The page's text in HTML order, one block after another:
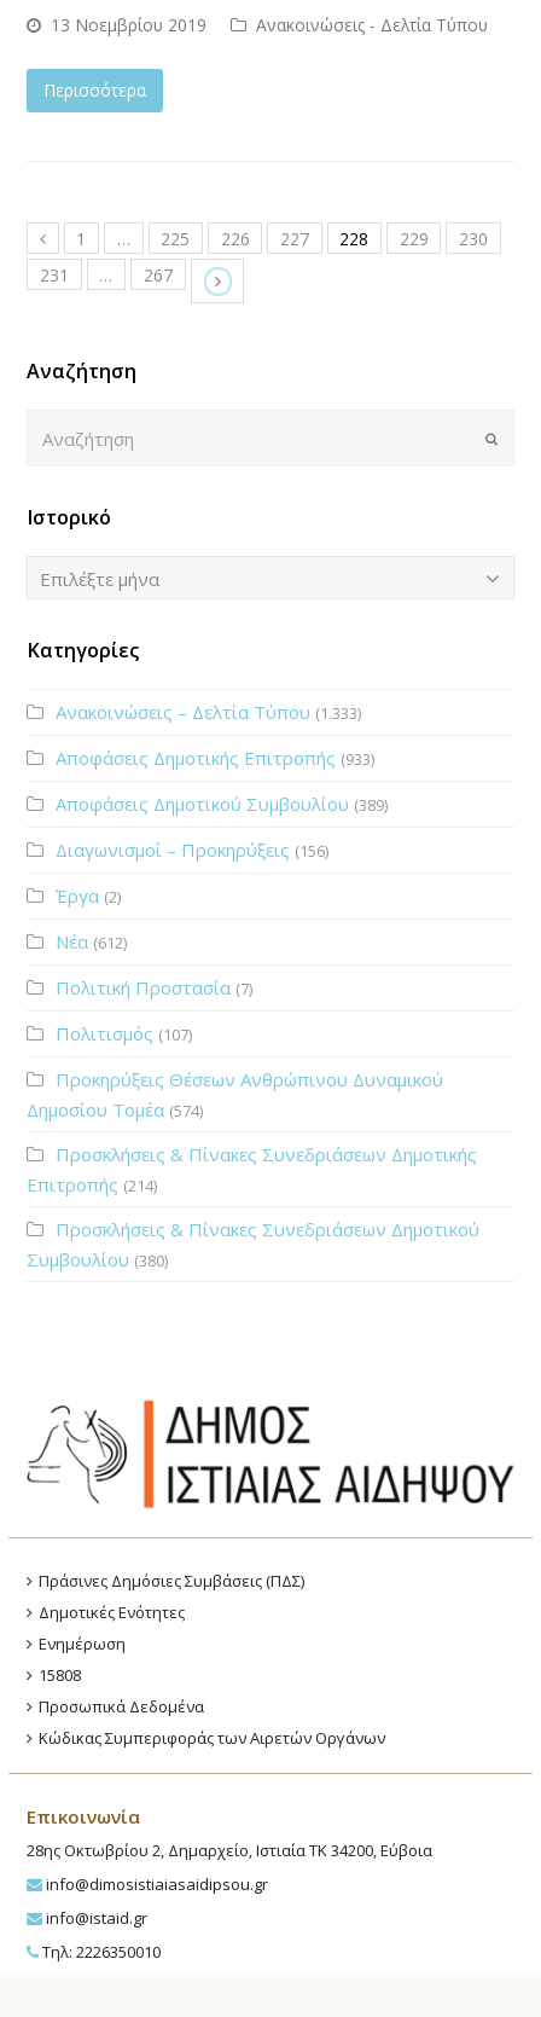
13 Νοεμβρίου 2019 Ανακοινώσεις - Δελτία Τύπου
Περισσότερα
1 … 225 226 227 228 229
230
231
… 267
Αναζήτηση
Submit
Ιστορικό
Ιστορικό
Επιλέξτε μήνα
Κατηγορίες
Ανακοινώσεις – Δελτία Τύπου (1.333)
Αποφάσεις Δημοτικής Επιτροπής (933)
Αποφάσεις Δημοτικού Συμβουλίου (389)
Διαγωνισμοί – Προκηρύξεις (156)
Έργα (2)
Νέα (612)
Πολιτική Προστασία (7)
Πολιτισμός (107)
Προκηρύξεις Θέσεων Ανθρώπινου Δυναμικού
Δημοσίου Τομέα (574)
Προσκλήσεις & Πίνακες Συνεδριάσεων Δημοτικής
Επιτροπής (214)
Προσκλήσεις & Πίνακες Συνεδριάσεων Δημοτικού
Συμβουλίου (380)
Πράσινες Δημόσιες Συμβάσεις (ΠΔΣ)
Δημοτικές Ενότητες
Ενημέρωση
15808
Προσωπικά Δεδομένα
Κώδικας Συμπεριφοράς των Αιρετών Οργάνων
Επικοινωνία
28ης Οκτωβρίου 2, Δημαρχείο, Ιστιαία ΤΚ 34200, Εύβοια
info@dimosistiaiasaidipsou.gr
info@istaid.gr
Τηλ: 2226350010